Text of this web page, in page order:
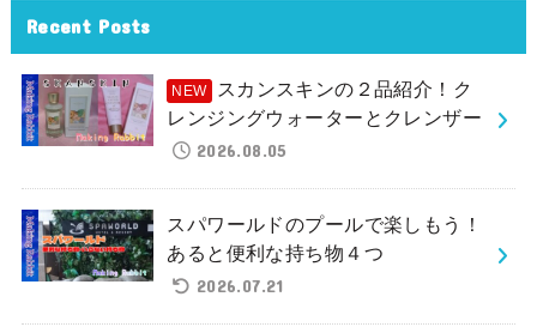
Recent Posts
スカンスキンの２品紹介！ク
レンジングウォーターとクレンザー
2026.08.05
スパワールドのプールで楽しもう！
あると便利な持ち物４つ
2026.07.21